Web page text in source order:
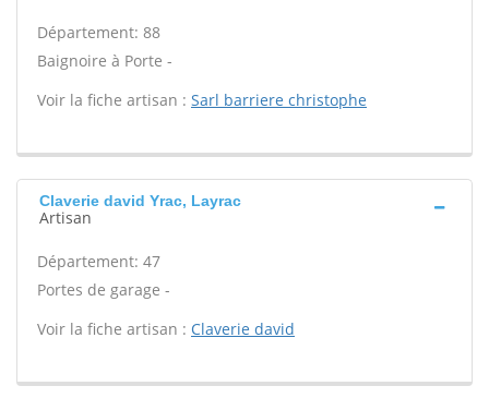
Département: 88
Baignoire à Porte -
Voir la fiche artisan : Sarl barriere christophe
Claverie david Yrac, Layrac
Artisan
Département: 47
Portes de garage -
Voir la fiche artisan : Claverie david